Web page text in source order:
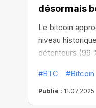
désormais
Le bitcoin
niveau
détenteurs (99
#BTC
#Bitcoin
Publié : 11.07.2025